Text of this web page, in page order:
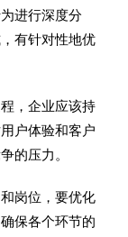
进行深度分
有针对性地优
，企业应该持
户体验和客户
的压力。
岗位，要优化
保各个环节的